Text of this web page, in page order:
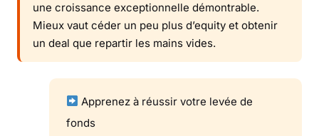
une croissance exceptionnelle démontrable.
Mieux vaut céder un peu plus d’equity et obtenir
un deal que repartir les mains vides.
Apprenez à réussir votre levée de
fonds